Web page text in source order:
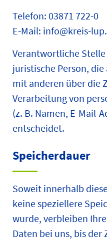
Telefon: 03871 722-0
E-Mail: info@kreis-
Verantwortliche
juristische Person,
mit anderen über die
Verarbeitung von
(z. B. Namen, E-Mail-
entscheidet.
Speicherdauer
Soweit innerhalb
keine speziellere
wurde, verbleiben
Daten bei uns, bis der